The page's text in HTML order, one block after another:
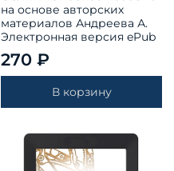
на основе авторских
материалов Андреева А.
Электронная версия ePub
270 ₽
В корзину